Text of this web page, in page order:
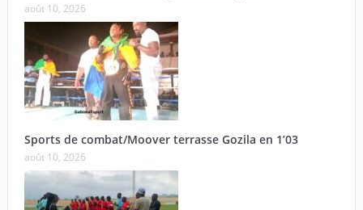
août 10, 2026
Sports de combat/Moover terrasse Gozila en 1’03
août 10, 2026